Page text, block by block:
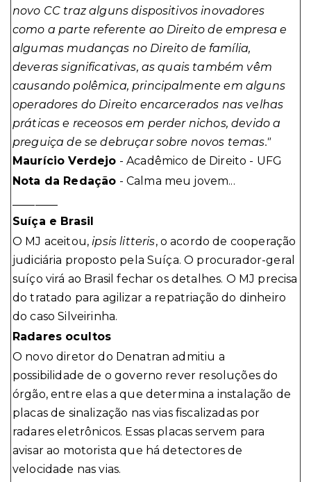
novo CC traz alguns dispositivos inovadores
como a parte referente ao Direito de empresa e
algumas mudanças no Direito de família,
deveras significativas, as quais também vêm
causando polêmica, principalmente em alguns
operadores do Direito encarcerados nas velhas
práticas e receosos em perder nichos, devido a
preguiça de se debruçar sobre novos temas."
Maurício Verdejo - Acadêmico de Direito - UFG
Nota da Redação - Calma meu jovem...
Suíça e Brasil
O MJ aceitou,ipsis litteris, o acordo de cooperação
judiciária proposto pela Suíça. O procurador-geral
suíço virá ao Brasil fechar os detalhes. O MJ precisa
do tratado para agilizar a repatriação do dinheiro
do caso Silveirinha.
Radares ocultos
O novo diretor do Denatran admitiu a
possibilidade de o governo rever resoluções do
órgão, entre elas a que determina a instalação de
placas de sinalização nas vias fiscalizadas por
radares eletrônicos. Essas placas servem para
avisar ao motorista que há detectores de
velocidade nas vias.